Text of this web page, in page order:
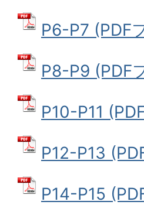
P6-P7 (PDF
P8-P9 (PDF
P10-P11
P12-P13
P14-P15